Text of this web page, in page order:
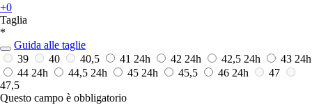
+0
Taglia
*
Guida alle taglie
39
40 40,5 41 24h 42 24h 42,5 24h 43 24h
44 24h 44,5 24h 45 24h 45,5 46 24h
47
47,5
Questo campo è obbligatorio